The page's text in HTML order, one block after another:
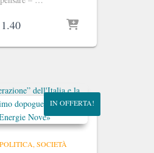
Il
attuale
IN OFFERTA!
SOCIETÀ